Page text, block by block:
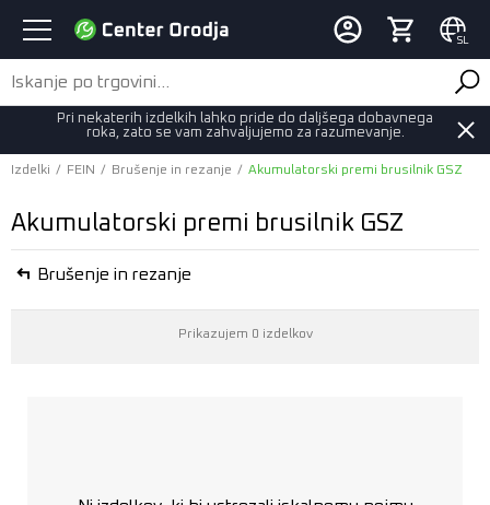
SL
Pri nekaterih izdelkih lahko pride do daljšega dobavnega
roka, zato se vam zahvaljujemo za razumevanje.
Izdelki / FEIN / Brušenje in rezanje / Akumulatorski premi brusilnik GSZ
Akumulatorski premi brusilnik GSZ
Brušenje in rezanje
Prikazujem 0 izdelkov